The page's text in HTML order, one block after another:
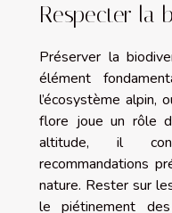
Respecter la
Préserver la
élément
l’écosystème alpin,
flore joue un rôle
altitude, il
recommandations
nature. Rester sur
le piétinement